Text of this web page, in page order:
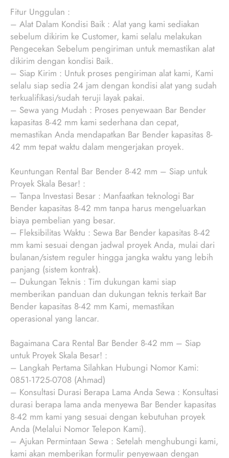
Fitur Unggulan :
– Alat Dalam Kondisi Baik : Alat yang kami sediakan
sebelum dikirim ke Customer, kami selalu melakukan
Pengecekan Sebelum pengiriman untuk memastikan alat
dikirim dengan kondisi Baik.
– Siap Kirim : Untuk proses pengiriman alat kami, Kami
selalu siap sedia 24 jam dengan kondisi alat yang sudah
terkualifikasi/sudah teruji layak pakai.
– Sewa yang Mudah : Proses penyewaan Bar Bender
kapasitas 8-42 mm kami sederhana dan cepat,
memastikan Anda mendapatkan Bar Bender kapasitas 8-
42 mm tepat waktu dalam mengerjakan proyek.
Keuntungan Rental Bar Bender 8-42 mm – Siap untuk
Proyek Skala Besar! :
– Tanpa Investasi Besar : Manfaatkan teknologi Bar
Bender kapasitas 8-42 mm tanpa harus mengeluarkan
biaya pembelian yang besar.
– Fleksibilitas Waktu : Sewa Bar Bender kapasitas 8-42
mm kami sesuai dengan jadwal proyek Anda, mulai dari
bulanan/sistem reguler hingga jangka waktu yang lebih
panjang (sistem kontrak).
– Dukungan Teknis : Tim dukungan kami siap
memberikan panduan dan dukungan teknis terkait Bar
Bender kapasitas 8-42 mm Kami, memastikan
operasional yang lancar.
Bagaimana Cara Rental Bar Bender 8-42 mm – Siap
untuk Proyek Skala Besar! :
– Langkah Pertama Silahkan Hubungi Nomor Kami:
0851-1725-0708 (Ahmad)
– Konsultasi Durasi Berapa Lama Anda Sewa : Konsultasi
durasi berapa lama anda menyewa Bar Bender kapasitas
8-42 mm kami yang sesuai dengan kebutuhan proyek
Anda (Melalui Nomor Telepon Kami).
– Ajukan Permintaan Sewa : Setelah menghubungi kami,
kami akan memberikan formulir penyewaan dengan